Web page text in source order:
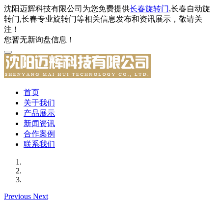
沈阳迈辉科技有限公司为您免费提供长春旋转门,长春自动旋
转门,长春专业旋转门等相关信息发布和资讯展示，敬请关
注！
您暂无新询盘信息！
首页
关于我们
产品展示
新闻资讯
合作案例
联系我们
Previous Next